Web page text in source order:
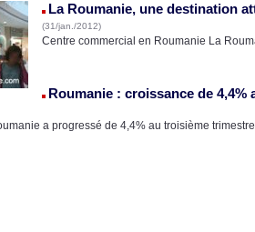
La Roumanie, une destination
(31/jan./2012)
Centre commercial en Roumanie La
Roumanie : croissance de 4,4%
a progressé de 4,4% au troisième